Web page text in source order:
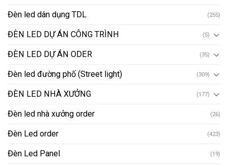
Đèn led dân dụng TDL (255)
ĐÈN LED DỰ ÁN CÔNG TRÌNH (5)
ĐÈN LED DỰ ÁN ODER (35)
Đèn led đường phố (Street light) (309)
ĐÈN LED NHÀ XƯỞNG (177)
Đèn led nhà xưởng order (26)
Đèn Led order (423)
Đèn Led Panel (19)